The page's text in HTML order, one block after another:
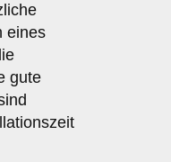
eines
gute